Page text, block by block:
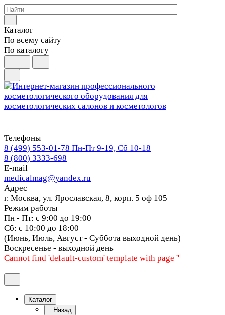
Каталог
По всему сайту
По каталогу
Телефоны
8 (499) 553-01-78 Пн-Пт 9-19, Сб 10-18
8 (800) 3333-698
E-mail
medicalmag@yandex.ru
Адрес
г. Москва, ул. Ярославская, 8, корп. 5 оф 105
Режим работы
Пн - Пт: с 9:00 до 19:00
Сб: с 10:00 до 18:00
(Июнь, Июль, Август - Суббота выходной день)
Воскресенье - выходной день
Cannot find 'default-custom' template with page ''
Каталог
Назад